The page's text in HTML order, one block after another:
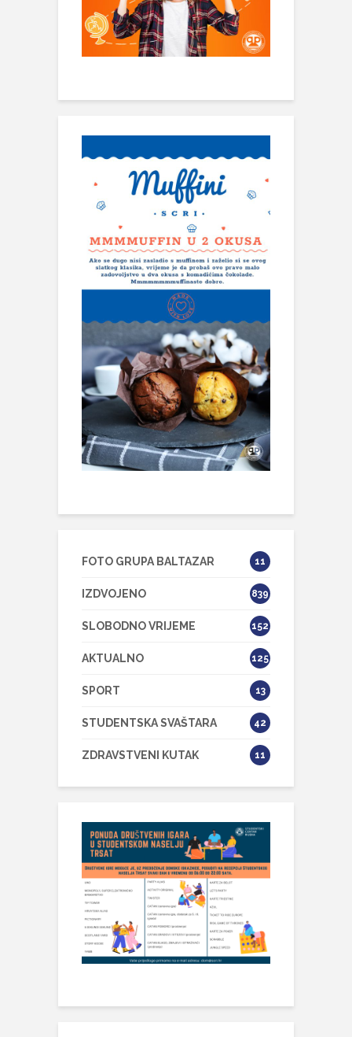
FOTO GRUPA BALTAZAR 11
IZDVOJENO 839
SLOBODNO VRIJEME 152
AKTUALNO 125
SPORT 13
STUDENTSKA SVAŠTARA 42
ZDRAVSTVENI KUTAK 11